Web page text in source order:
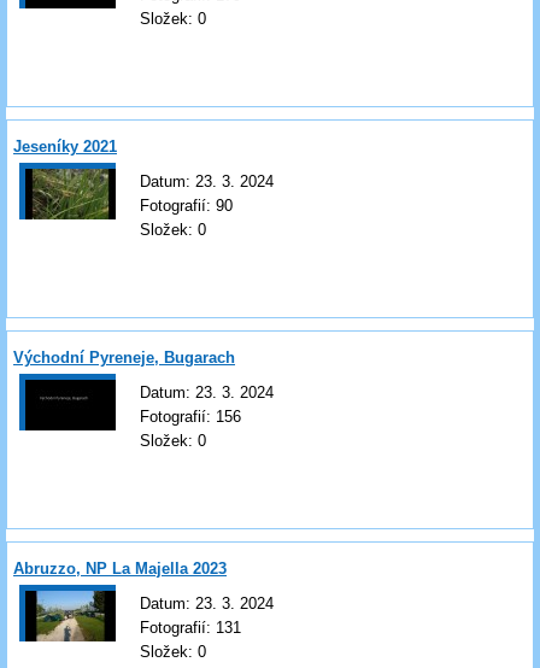
Složek: 0
Jeseníky 2021
Datum: 23. 3. 2024
Fotografií: 90
Složek: 0
Východní Pyreneje, Bugarach
Datum: 23. 3. 2024
Fotografií: 156
Složek: 0
Abruzzo, NP La Majella 2023
Datum: 23. 3. 2024
Fotografií: 131
Složek: 0